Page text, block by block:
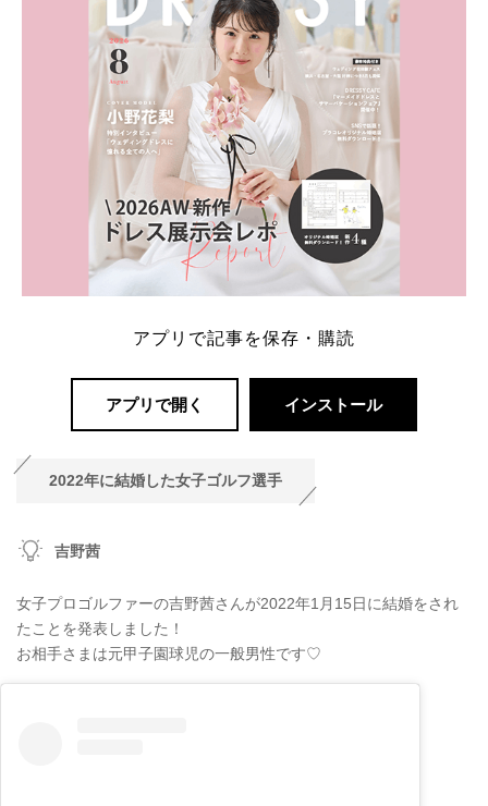
ング診断」か、体験型 […]
続きを読む
アプリで記事を保存・購読
アプリで開く インストール
2022年に結婚した女子ゴルフ選手
吉野茜
女子プロゴルファーの吉野茜さんが2022年1月15日に結婚をされ
たことを発表しました！
お相手さまは元甲子園球児の一般男性です♡